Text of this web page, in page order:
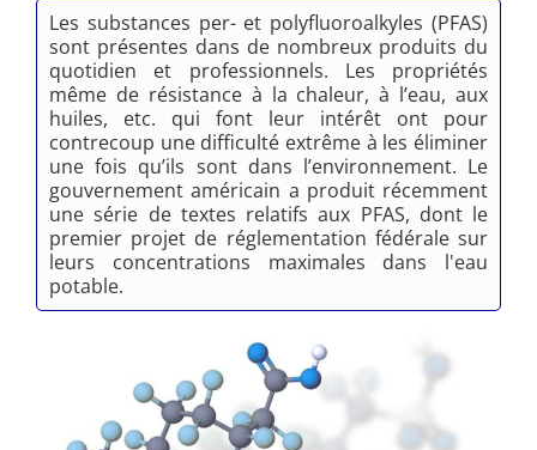
Les substances per- et polyfluoroalkyles (PFAS)
sont présentes dans de nombreux produits du
quotidien et professionnels. Les propriétés
même de résistance à la chaleur, à l’eau, aux
huiles, etc. qui font leur intérêt ont pour
contrecoup une difficulté extrême à les éliminer
une fois qu’ils sont dans l’environnement. Le
gouvernement américain a produit récemment
une série de textes relatifs aux PFAS, dont le
premier projet de réglementation fédérale sur
leurs concentrations maximales dans l'eau
potable.